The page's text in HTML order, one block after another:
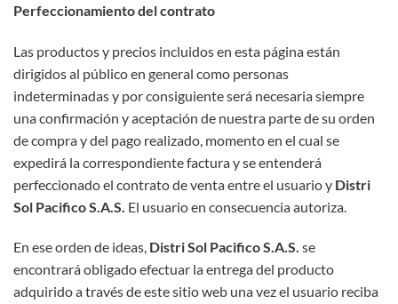
Perfeccionamiento del contrato
Las productos y precios incluidos en esta página están
dirigidos al público en general como personas
indeterminadas y por consiguiente será necesaria siempre
una confirmación y aceptación de nuestra parte de su orden
de compra y del pago realizado, momento en el cual se
expedirá la correspondiente factura y se entenderá
perfeccionado el contrato de venta entre el usuario y Distri
Sol Pacifico S.A.S. El usuario en consecuencia autoriza.
En ese orden de ideas, Distri Sol Pacifico S.A.S. se
encontrará obligado efectuar la entrega del producto
adquirido a través de este sitio web una vez el usuario reciba